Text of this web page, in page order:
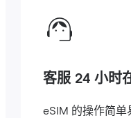
客服 24 小时
eSIM 的操作简单